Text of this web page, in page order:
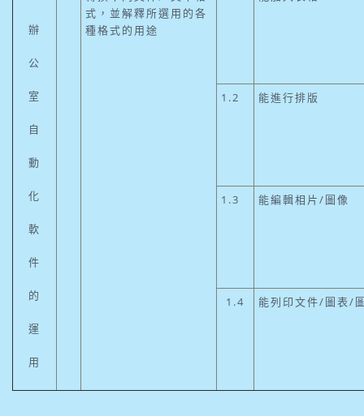
辦
公
室
自
動
化
軟
件
的
運
用
式，並解釋所選用的各
種格式的用途
1.2 能進行排版
1.3 能編輯相片/圖像
1.4 能列印文件/圖表/